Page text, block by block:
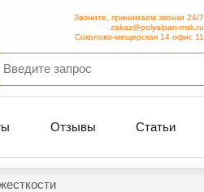
Звоните, принимаем звонки 24/7
zakaz@polyalpan-msk.ru
Соколово-мещерская 14 офис 11
Отзывы Статьи